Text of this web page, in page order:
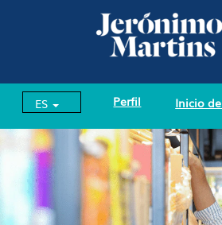
ES Perfil Inicio